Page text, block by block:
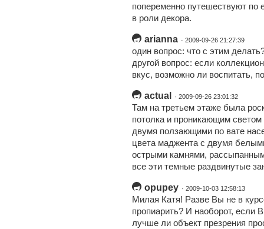
попеременно путешествуют по
в роли декора.
arianna · 2009-09-26 21:27:39
один вопрос: что с этим
другой вопрос: если
вкус, возможно ли воспитать,
actual · 2009-09-26 23:01:32
Там на третьем этаже была
потолка и проникающим
двумя ползающими по вате
цвета маджента с двумя
острыми камнями,
все эти темные раздвинутые
opupey · 2009-10-03 12:58:13
Милая Катя! Разве Вы не в
пропиарить? И наоборот, если
лучше ли объект презрения